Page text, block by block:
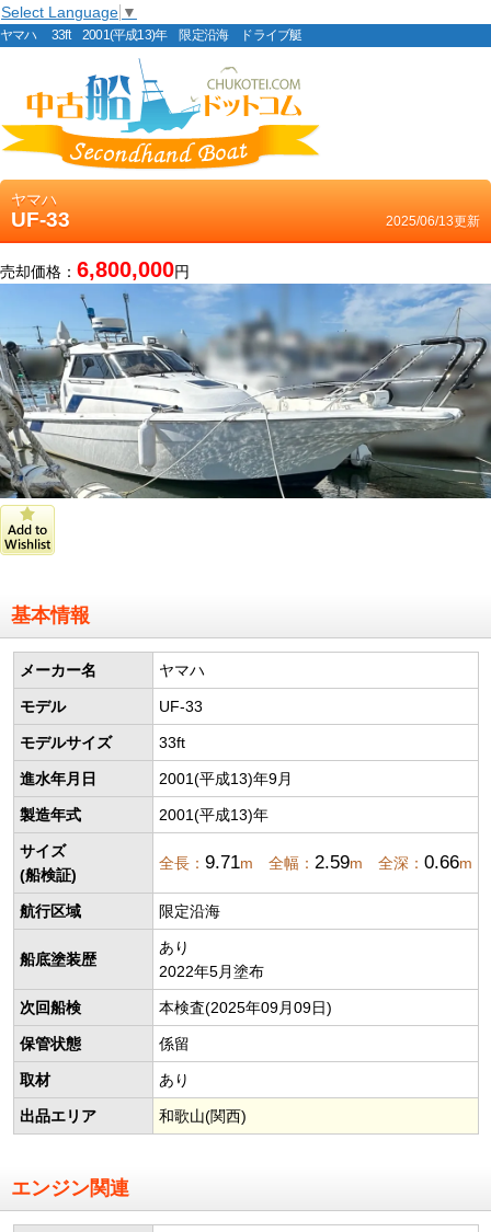
Select Language ▼
ヤマハ 33ft 2001(平成13)年 限定沿海 ドライブ艇
ヤマハ
UF-33 2025/06/13更新
売却価格： 6,800,000円
基本情報
メーカー名 ヤマハ
モデル UF-33
モデルサイズ 33ft
進水年月日 2001(平成13)年9月
製造年式 2001(平成13)年
サイズ
(船検証)
全長： 9.71m 全幅： 2.59m 全深： 0.66m
航行区域 限定沿海
船底塗装歴
あり
2022年5月塗布
次回船検 本検査(2025年09月09日)
保管状態 係留
取材 あり
出品エリア 和歌山(関西)
エンジン関連